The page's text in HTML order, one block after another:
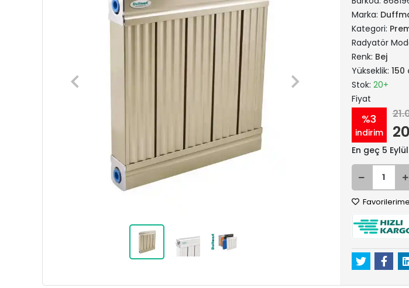
Marka:
Kategori:
Radyatör
Renk: Bej
Yükseklik: 150
Stok: 20+
Fiyat
%3
indirim
En geç 5